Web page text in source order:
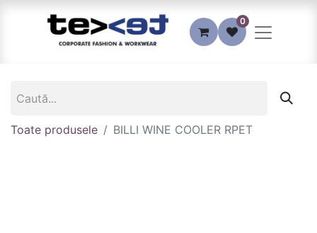
0
Toate produsele BILLI WINE COOLER RPET